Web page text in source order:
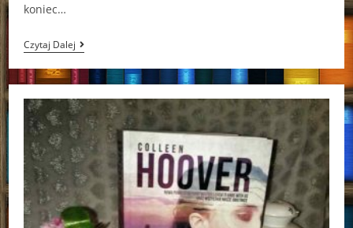
koniec…
Czytaj DalejTroskliwa
Stephanie
Wrobel